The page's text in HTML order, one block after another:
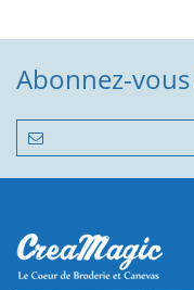
Abonnez-